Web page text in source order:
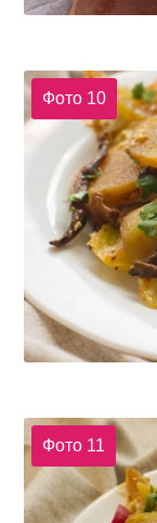
Фото 10
Фото 11